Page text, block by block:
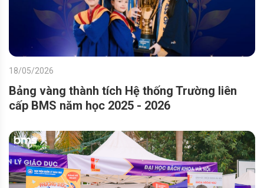
18/05/2026
Bảng vàng thành tích Hệ thống Trường liên
cấp BMS năm học 2025 - 2026